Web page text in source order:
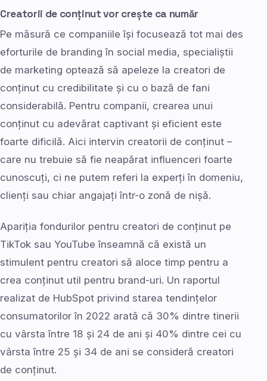
Creatorii de conținut vor crește ca număr
Pe măsură ce companiile își focusează tot mai des
eforturile de branding în social media, specialiștii
de marketing optează să apeleze la creatori de
conținut cu credibilitate și cu o bază de fani
considerabilă. Pentru companii, crearea unui
conținut cu adevărat captivant și eficient este
foarte dificilă. Aici intervin creatorii de conținut –
care nu trebuie să fie neapărat influenceri foarte
cunoscuți, ci ne putem referi la experți în domeniu,
clienți sau chiar angajați într-o zonă de nișă.
Apariția fondurilor pentru creatori de conținut pe
TikTok sau YouTube înseamnă că există un
stimulent pentru creatori să aloce timp pentru a
crea conținut util pentru brand-uri. Un raportul
realizat de HubSpot privind starea tendințelor
consumatorilor în 2022 arată că 30% dintre tinerii
cu vârsta între 18 și 24 de ani și 40% dintre cei cu
vârsta între 25 și 34 de ani se consideră creatori
de conținut.